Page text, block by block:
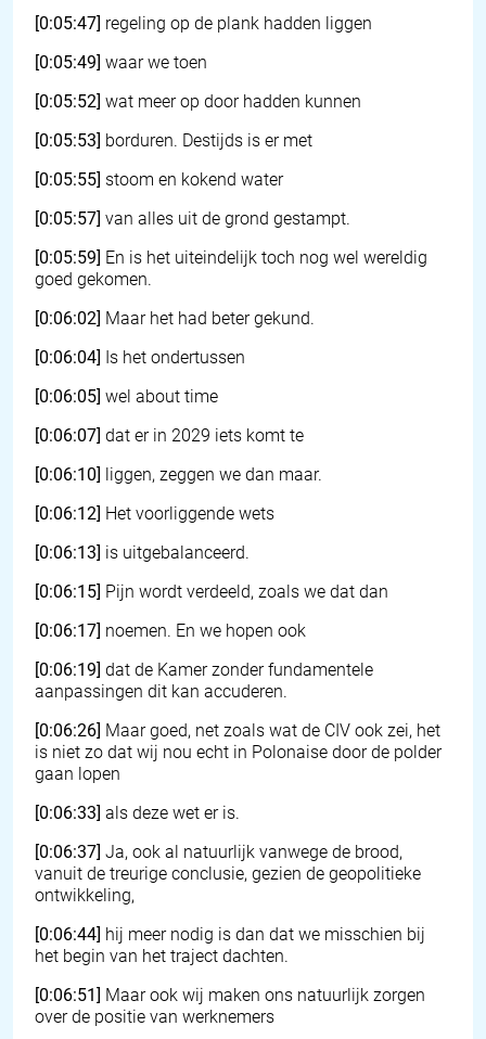
[0:05:47] regeling op de plank hadden liggen
[0:05:49] waar we toen
[0:05:52] wat meer op door hadden kunnen
[0:05:53] borduren. Destijds is er met
[0:05:55] stoom en kokend water
[0:05:57] van alles uit de grond gestampt.
[0:05:59] En is het uiteindelijk toch nog wel wereldig
goed gekomen.
[0:06:02] Maar het had beter gekund.
[0:06:04] Is het ondertussen
[0:06:05] wel about time
[0:06:07] dat er in 2029 iets komt te
[0:06:10] liggen, zeggen we dan maar.
[0:06:12] Het voorliggende wets
[0:06:13] is uitgebalanceerd.
[0:06:15] Pijn wordt verdeeld, zoals we dat dan
[0:06:17] noemen. En we hopen ook
[0:06:19] dat de Kamer zonder fundamentele
aanpassingen dit kan accuderen.
[0:06:26] Maar goed, net zoals wat de CIV ook zei, het
is niet zo dat wij nou echt in Polonaise door de polder
gaan lopen
[0:06:33] als deze wet er is.
[0:06:37] Ja, ook al natuurlijk vanwege de brood,
vanuit de treurige conclusie, gezien de geopolitieke
ontwikkeling,
[0:06:44] hij meer nodig is dan dat we misschien bij
het begin van het traject dachten.
[0:06:51] Maar ook wij maken ons natuurlijk zorgen
over de positie van werknemers